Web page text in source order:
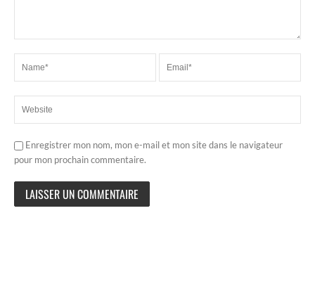
Enregistrer mon nom, mon e-mail et mon site dans le navigateur
pour mon prochain commentaire.